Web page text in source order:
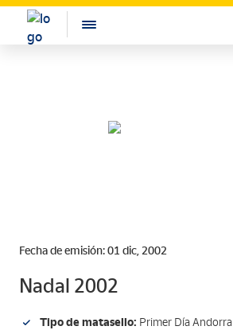
Fecha de emisión: 01 dic, 2002
Nadal 2002
Tipo de matasello: Primer Día Andorra